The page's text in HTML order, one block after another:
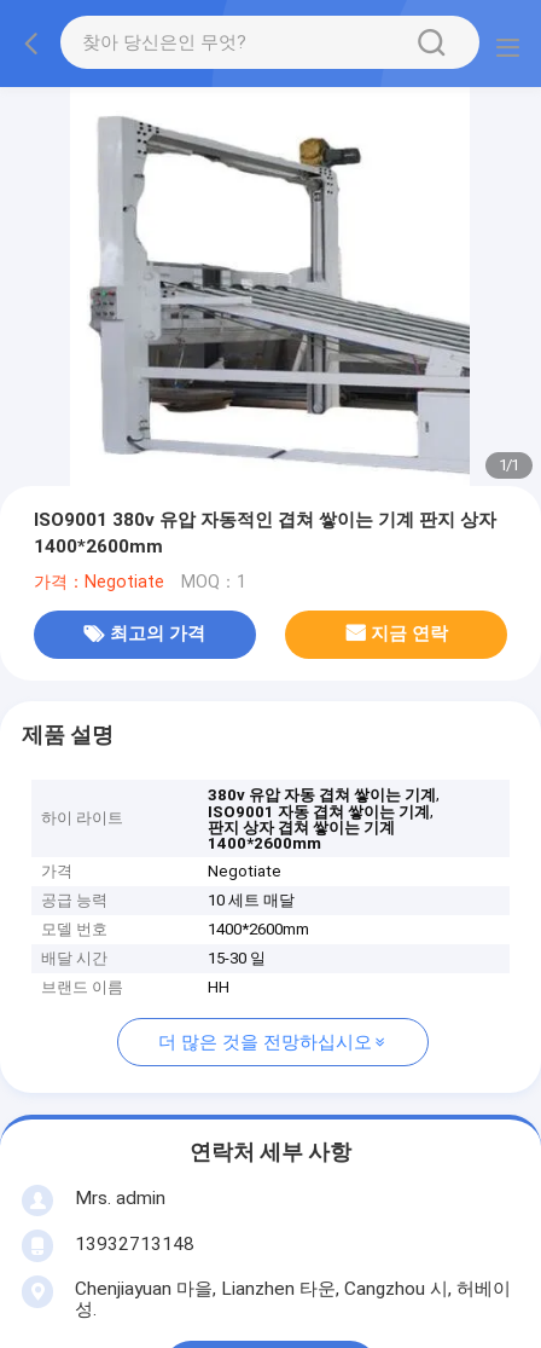
1/1
ISO9001 380v 유압 자동적인 겹쳐 쌓이는 기계 판지 상자
1400*2600mm
가격：Negotiate MOQ：1
최고의 가격 지금 연락
제품 설명
하이 라이트
380v 유압 자동 겹쳐 쌓이는 기계,
ISO9001 자동 겹쳐 쌓이는 기계,
판지 상자 겹쳐 쌓이는 기계
1400*2600mm
가격
Negotiate
공급 능력
10 세트 매달
모델 번호
1400*2600mm
배달 시간
15-30 일
브랜드 이름
HH
더 많은 것을 전망하십시오
연락처 세부 사항
Mrs. admin
13932713148
Chenjiayuan 마을, Lianzhen 타운, Cangzhou 시, 허베이
성.